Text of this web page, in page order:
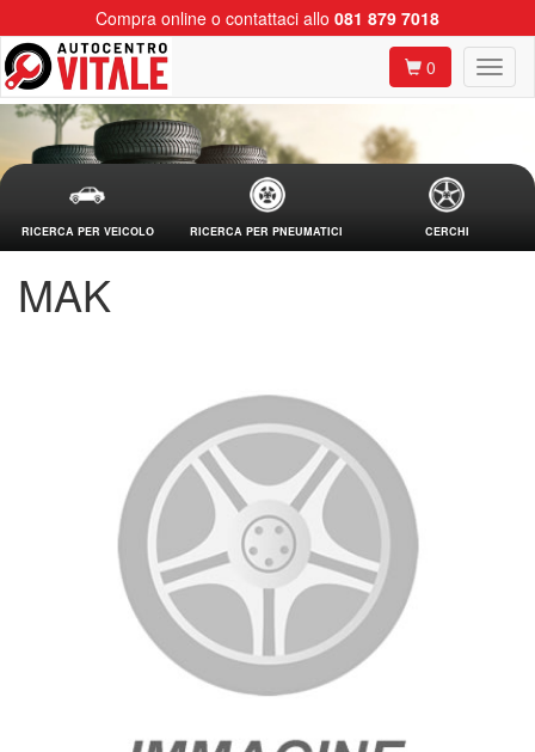
Compra online o contattaci allo 081 879 7018
0
RICERCA PER VEICOLO RICERCA PER PNEUMATICI CERCHI
MAK